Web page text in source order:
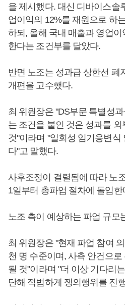
을 제시했다. 대신 디바이스솔
업이익의 12%를 재원으로 하
하되, 올해 국내 매출과 영업
한다는 조건부를 달았다.
반면 노조는 성과급 상한선 폐
개편을 고수했다.
최 위원장은 "DS부문 특별성
는 조건을 붙인 것은 성과를
것"이라며 "일회성 임기응변식
다"고 말했다.
사후조정이 결렬됨에 따라 노
1일부터 총파업 절차에 돌입
노조 측이 예상하는 파업 규모
최 위원장은 "현재 파업 참여
천 명 수준이며, 사측 안건으로
될 것"이라며 "더 이상 기다리
단해 적법하게 쟁의행위를 진